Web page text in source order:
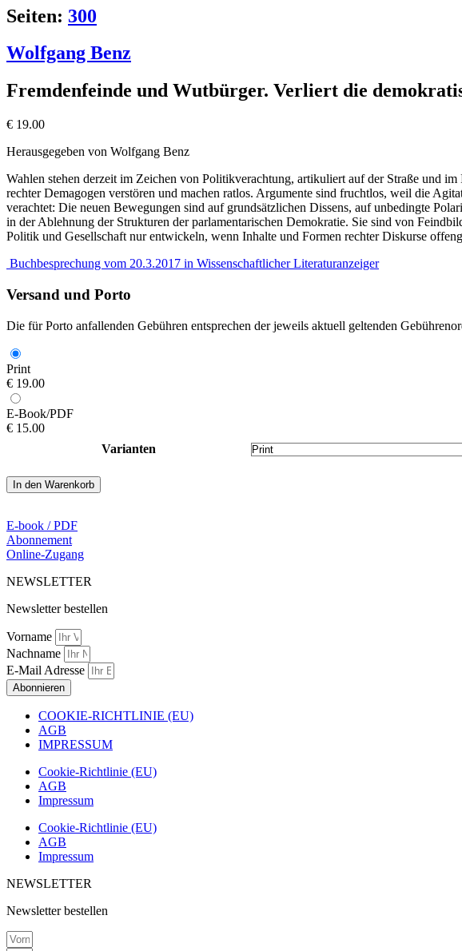
Seiten: 300
Wolfgang Benz
Fremdenfeinde und Wutbürger. Verliert die
€ 19.00
Herausgegeben von Wolfgang Benz
Wahlen stehen derzeit im Zeichen von Politikverachtung, artikuliert auf der Straße und
rechter Demagogen verstören und machen ratlos. Argumente sind fruchtlos, weil die
verachtet: Die neuen Bewegungen sind auf grundsätzlichen Dissens, auf unbedingte
in der Ablehnung der Strukturen der parlamentarischen Demokratie. Sie sind von
Politik und Gesellschaft nur entwickeln, wenn Inhalte und Formen rechter Diskurse
Buchbesprechung vom 20.3.2017 in Wissenschaftlicher Literaturanzeiger
Versand und Porto
Die für Porto anfallenden Gebühren entsprechen der jeweils aktuell geltenden
Print
€ 19.00
E-Book/PDF
€ 15.00
Varianten
Fremdenfeinde
und
Verliert
die
demokratische
ihre
Menge
In den Warenkorb
E-book / PDF
Abonnement
Online-Zugang
NEWSLETTER
Newsletter bestellen
Vorname
Nachname
E-Mail Adresse
Abonnieren
COOKIE-RICHTLINIE (EU)
AGB
IMPRESSUM
Cookie-Richtlinie (EU)
AGB
Impressum
Cookie-Richtlinie (EU)
AGB
Impressum
NEWSLETTER
Newsletter bestellen